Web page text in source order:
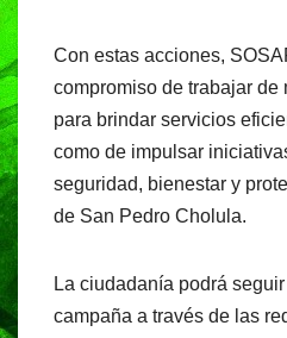
Con estas acciones,
compromiso de trabajar de
para brindar servicios
como de impulsar
seguridad, bienestar y
de San Pedro Cholula.
La ciudadanía podrá
campaña a través de las